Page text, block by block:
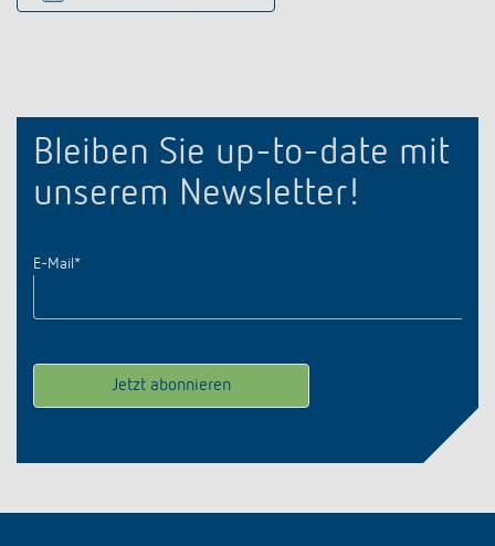
Bleiben Sie up-to-date mit
unserem Newsletter!
E-Mail *